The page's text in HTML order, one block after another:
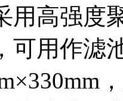
用高强度
可用作滤